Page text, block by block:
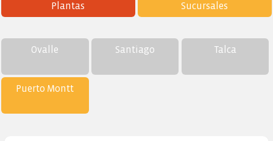
Plantas Sucursales
Ovalle Santiago Talca
Puerto Montt